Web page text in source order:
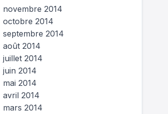
novembre 2014
octobre 2014
septembre 2014
août 2014
juillet 2014
juin 2014
mai 2014
avril 2014
mars 2014